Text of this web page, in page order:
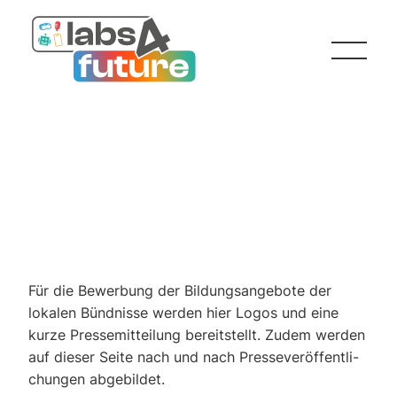
Für die Bewer­bung der Bil­dungs­an­ge­bo­te der
loka­len Bünd­nis­se wer­den hier Logos und eine
kur­ze Pres­se­mit­tei­lung bereit­stellt. Zudem wer­den
auf die­ser Sei­te nach und nach Pres­se­ver­öf­fent­li­
chun­gen abge­bil­det.